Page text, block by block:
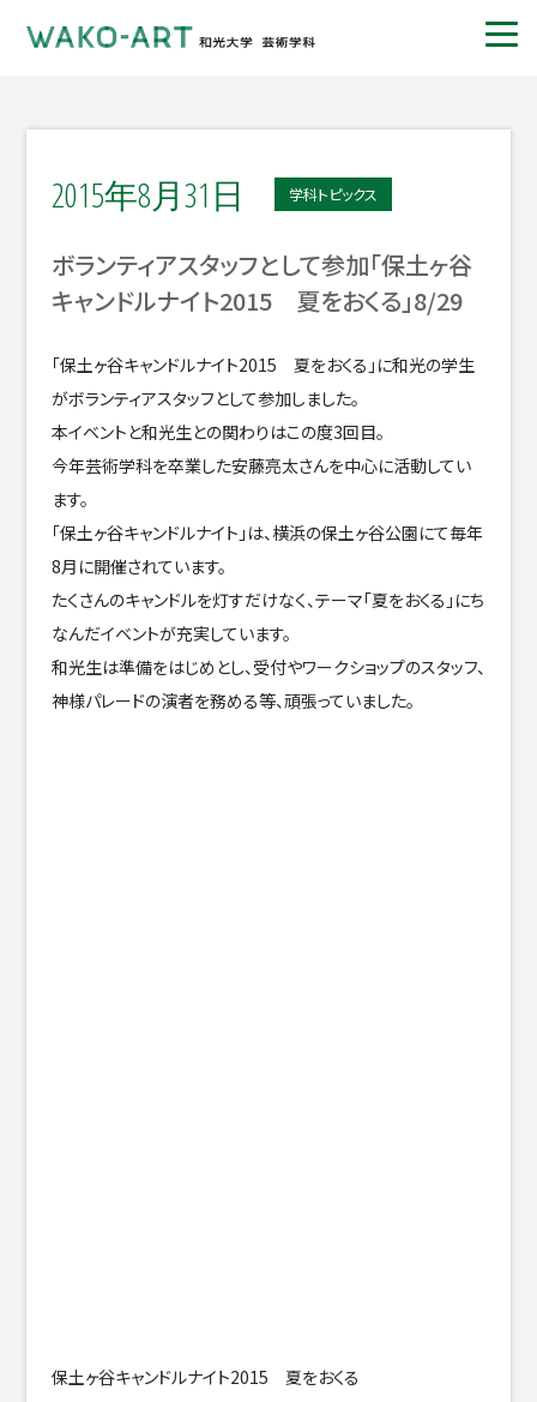
2015年8月31日 学科トピックス
ボランティアスタッフとして参加「保土ヶ谷
キャンドルナイト2015 夏をおくる」8/29
「保土ヶ谷キャンドルナイト2015 夏をおくる」に和光の学生
がボランティアスタッフとして参加しました。
本イベントと和光生との関わりはこの度3回目。
今年芸術学科を卒業した安藤亮太さんを中心に活動してい
ます。
「保土ヶ谷キャンドルナイト」は、横浜の保土ヶ谷公園にて毎年
8月に開催されています。
たくさんのキャンドルを灯すだけなく、テーマ「夏をおくる」にち
なんだイベントが充実しています。
和光生は準備をはじめとし、受付やワークショップのスタッフ、
神様パレードの演者を務める等、頑張っていました。
保土ヶ谷キャンドルナイト2015 夏をおくる